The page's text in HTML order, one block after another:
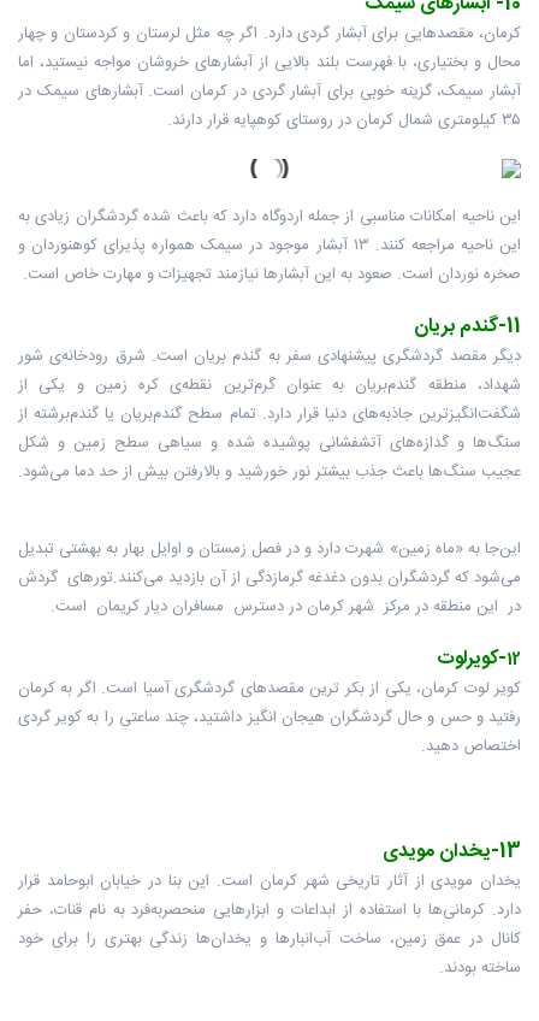
کرمان، مقصدهایی برای آبشار گردی دارد. اگر چه مثل لرستان و کردستان و چهار
محال و بختیاری، با فهرست بلند بالایی از آبشارهای خروشان مواجه نیستید، اما
آبشار سیمک، گزینه خوبی برای آبشار گردی در کرمان است. آبشارهای سیمک در
۳۵ کیلومتری شمال کرمان در روستای کوهپایه قرار دارند.
این ناحیه امکانات مناسبی از جمله اردوگاه دارد که باعث شده گردشگران زیادی به
این ناحیه مراجعه کنند. ۱۳ آبشار موجود در سیمک همواره پذیرای کوهنوردان و
صخره نوردان است. صعود به این آبشارها نیازمند تجهیزات و مهارت خاص است.
11-گندم بریان
دیگر مقصد گردشگری پیشنهادی سفر به گندم بریان است. شرق رودخانه‌ی شور
شهداد، منطقه گندم‌بریان به عنوان گرم‌ترین نقطه‌ی کره زمین و یکی از
شگفت‌انگیزترین جاذبه‌های دنیا قرار دارد. تمام سطح گندم‌بریان یا گندم‌برشته از
سنگ‌ها و گدازه‌های آتشفشانی پوشیده شده و سیاهی سطح زمین و شکل
عجیب سنگ‌ها باعث جذب بیشتر نور خورشید و بالارفتن بیش از حد دما می‌شود.
این‌جا به «ماه زمین» شهرت دارد و در فصل زمستان و اوایل بهار به بهشتی تبدیل
می‌شود که گردشگران بدون دغدغه گرمازدگی از آن بازدید می‌کنند.تورهای گردش
در این منطقه در مرکز شهر کرمان در دسترس مسافران دیار کریمان است.
12-کویرلوت
کویر لوت کرمان، یکی از بکر ترین مقصدهای گردشگری آسیا است. اگر به کرمان
رفتید و حس و حال گردشگران هیجان انگیز داشتید، چند ساعتی را به کویر گردی
اختصاص دهید.
13-یخدان مویدی
یخدان مویدی از آثار تاریخی شهر کرمان است. این بنا در خیابان ابوحامد قرار
دارد. کرمانی‌ها با استفاده از ابداعات و ابزارهایی منحصربه‌فرد به نام قنات، حفر
کانال در عمق زمین، ساخت آب‌انبارها و یخدان‌ها زندگی بهتری را برای خود
ساخته بودند.